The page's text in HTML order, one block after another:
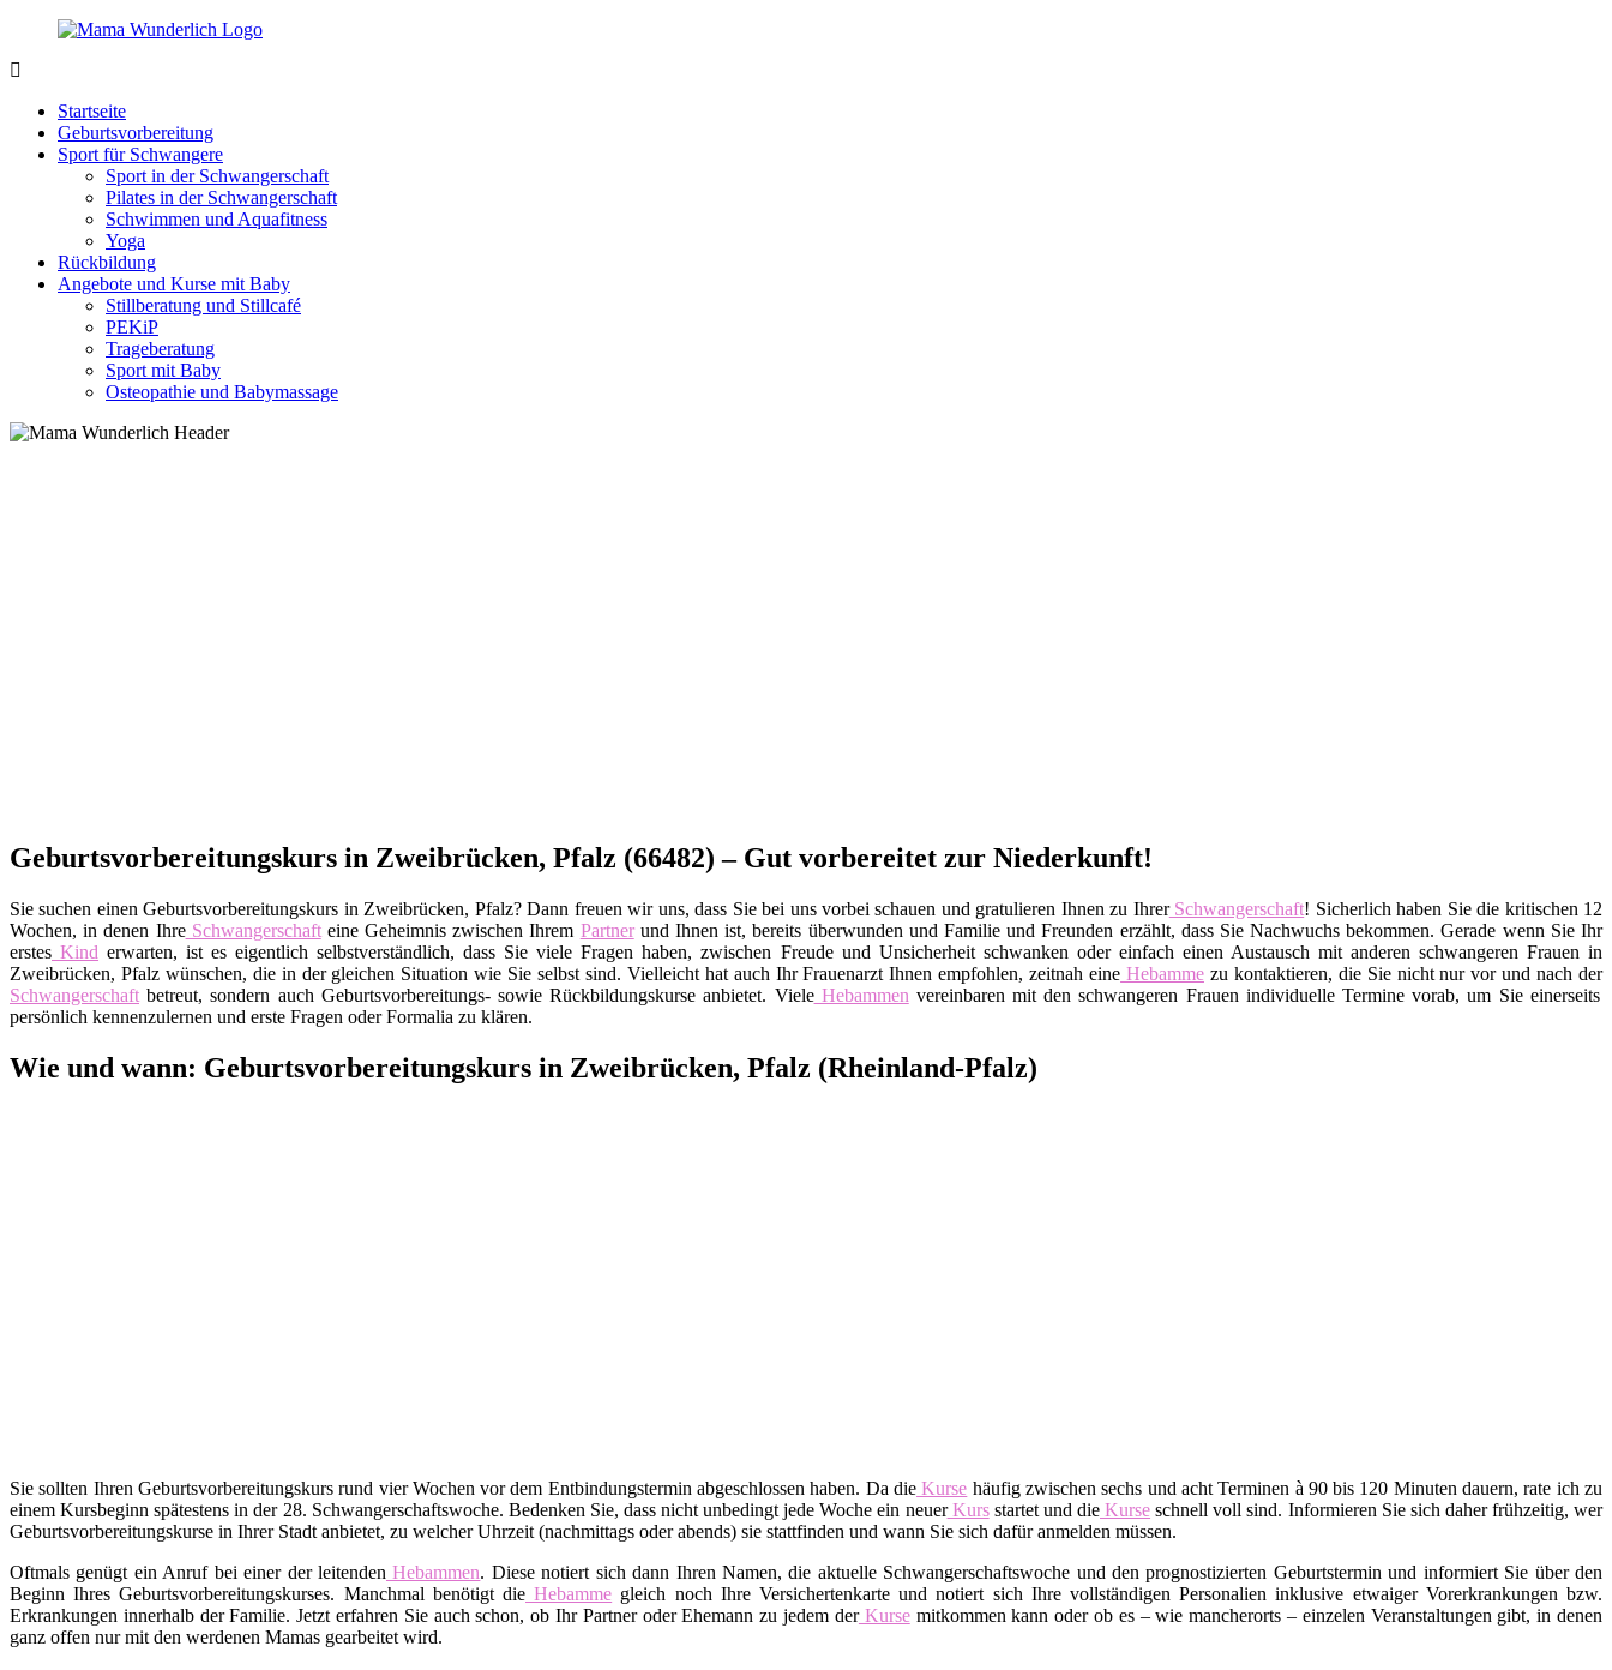
Zurück
Inhalt
sein
wunderbar!
Startseite
Geburtsvorbereitung
Sport für Schwangere
Sport in der Schwangerschaft
Pilates in der Schwangerschaft
Schwimmen und Aquafitness
Yoga
Rückbildung
Angebote und Kurse mit Baby
Stillberatung und Stillcafé
PEKiP
Trageberatung
Sport mit Baby
Osteopathie und Babymassage
Geburtsvorbereitungskurs in Zweibrücken, Pfalz (66482) – Gut vorbereitet zur Niederkunft!
Sie suchen einen Geburtsvorbereitungskurs in Zweibrücken, Pfalz? Dann freuen wir uns, dass Sie bei uns vorbei schauen und gratulieren Ihnen zu IhrerSchwangerschaft! Sicherlich haben Sie die kritischen 12
Wochen, in denen IhreSchwangerschafteine Geheimnis zwischen Ihrem Partnerund Ihnen ist, bereits überwunden und Familie und Freunden erzählt, dass Sie Nachwuchs bekommen. Gerade wenn Sie Ihr
erstes Kind erwarten, ist es eigentlich selbstverständlich, dass Sie viele Fragen haben, zwischen Freude und Unsicherheit schwanken oder einfach einen Austausch mit anderen schwangeren Frauen in
Zweibrücken, Pfalz wünschen, die in der gleichen Situation wie Sie selbst sind. Vielleicht hat auch Ihr Frauenarzt Ihnen empfohlen, zeitnah eine Hebammezu kontaktieren, die Sie nicht nur vor und nach der
Schwangerschaft betreut, sondern auch Geburtsvorbereitungs- sowie Rückbildungskurse anbietet. VieleHebammen vereinbaren mit den schwangeren Frauen individuelle Termine vorab, um Sie einerseits
persönlich kennenzulernen und erste Fragen oder Formalia zu klären.
Wie und wann: Geburtsvorbereitungskurs in Zweibrücken, Pfalz (Rheinland-Pfalz)
Sie sollten Ihren Geburtsvorbereitungskurs rund vier Wochen vor dem Entbindungstermin abgeschlossen haben. Da die Kurse häufig zwischen sechs und acht Terminen à 90 bis 120 Minuten dauern, rate ich zu
einem Kursbeginn spätestens in der 28. Schwangerschaftswoche. Bedenken Sie, dass nicht unbedingt jede Woche ein neuerKursstartet und dieKurse schnell voll sind. Informieren Sie sich daher frühzeitig, wer
Geburtsvorbereitungskurse in Ihrer Stadt anbietet, zu welcher Uhrzeit (nachmittags oder abends) sie stattfinden und wann Sie sich dafür anmelden müssen.
Oftmals genügt ein Anruf bei einer der leitenden Hebammen. Diese notiert sich dann Ihren Namen, die aktuelle Schwangerschaftswoche und den prognostizierten Geburtstermin und informiert Sie über den
Beginn Ihres Geburtsvorbereitungskurses. Manchmal benötigt die Hebamme gleich noch Ihre Versichertenkarte und notiert sich Ihre vollständigen Personalien inklusive etwaiger Vorerkrankungen bzw.
Erkrankungen innerhalb der Familie. Jetzt erfahren Sie auch schon, ob Ihr Partner oder Ehemann zu jedem derKursemitkommen kann oder ob es – wie mancherorts – einzelen Veranstaltungen gibt, in denen
ganz offen nur mit den werdenen Mamas gearbeitet wird.